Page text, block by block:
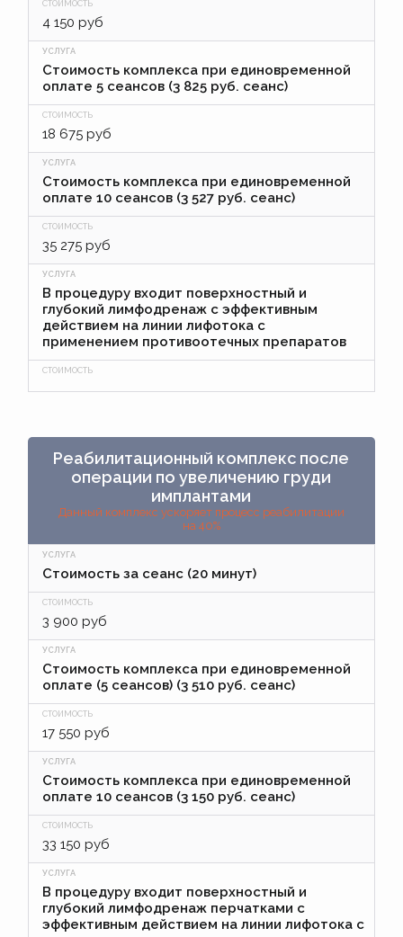
4 150 руб
Стоимость комплекса при единовременной
оплате 5 сеансов (3 825 руб. сеанс)
18 675 руб
Стоимость комплекса при единовременной
оплате 10 сеансов (3 527 руб. сеанс)
35 275 руб
В процедуру входит поверхностный и
глубокий лимфодренаж с эффективным
действием на линии лифотока с
применением противоотечных препаратов
Реабилитационный комплекс после
операции по увеличению груди
имплантами
Данный комплекс ускоряет процесс реабилитации
на 40%
Стоимость за сеанс (20 минут)
3 900 руб
Стоимость комплекса при единовременной
оплате (5 сеансов) (3 510 руб. сеанс)
17 550 руб
Стоимость комплекса при единовременной
оплате 10 сеансов (3 150 руб. сеанс)
33 150 руб
В процедуру входит поверхностный и
глубокий лимфодренаж перчатками с
эффективным действием на линии лифотока с